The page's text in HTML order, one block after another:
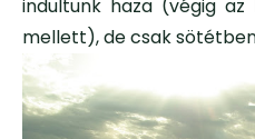
indultunk haza (végig
mellett), de csak